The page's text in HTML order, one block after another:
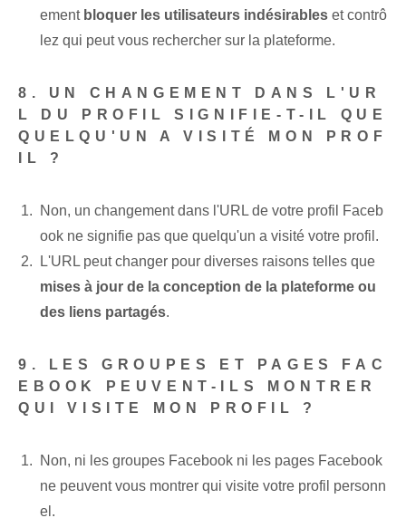
ement bloquer les utilisateurs indésirables et contrô
lez qui peut vous rechercher sur la plateforme.
8. UN CHANGEMENT DANS L'UR
L DU PROFIL SIGNIFIE-T-IL QUE
QUELQU'UN A VISITÉ MON PROF
IL ?
Non, un changement dans l'URL de votre profil Faceb
ook ‌ne signifie pas que quelqu'un⁤ a visité votre ⁤profil.
L'URL peut changer pour diverses raisons telles que
mises à jour de la conception de la plateforme ou
des liens partagés.
9. LES GROUPES ET PAGES FAC
EBOOK PEUVENT-ILS MONTRER
QUI VISITE MON PROFIL ?
Non, ni les groupes Facebook ni les pages Facebook
ne peuvent vous montrer qui visite votre profil personn
el.